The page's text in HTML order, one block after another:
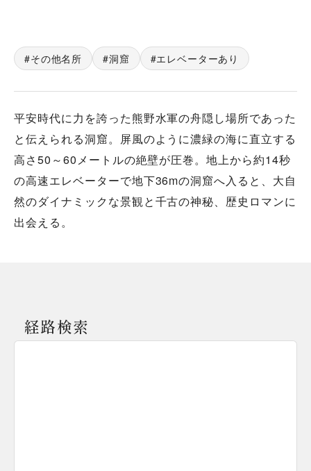
その他名所 洞窟 エレベーターあり
平安時代に力を誇った熊野水軍の舟隠し場所であった
と伝えられる洞窟。屏風のように濃緑の海に直立する
高さ50～60メートルの絶壁が圧巻。地上から約14秒
の高速エレベーターで地下36mの洞窟へ入ると、大自
然のダイナミックな景観と千古の神秘、歴史ロマンに
出会える。
経路検索